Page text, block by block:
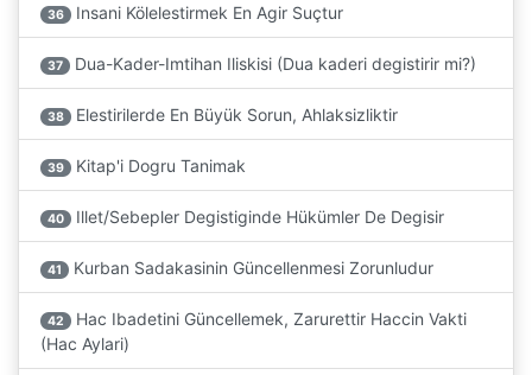
36 Insani Kölelestirmek En Agir Suçtur
37 Dua-Kader-Imtihan Iliskisi (Dua kaderi degistirir mi?)
38 Elestirilerde En Büyük Sorun, Ahlaksizliktir
39 Kitap'i Dogru Tanimak
40 Illet/Sebepler Degistiginde Hükümler De Degisir
41 Kurban Sadakasinin Güncellenmesi Zorunludur
42
Hac Ibadetini Güncellemek, Zarurettir Haccin Vakti
(Hac Aylari)